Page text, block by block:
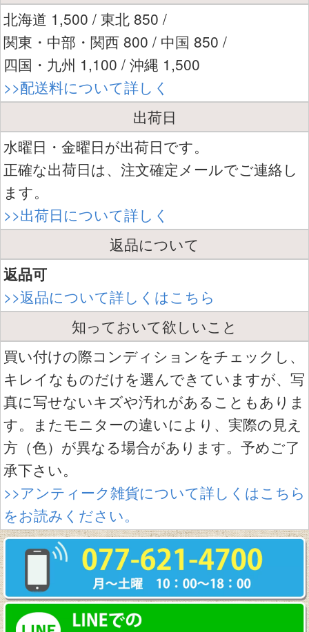
北海道 1,500 / 東北 850 /
関東・中部・関西 800 / 中国 850 /
四国・九州 1,100 / 沖縄 1,500
>>配送料について詳しく
出荷日
水曜日・金曜日が出荷日です。
正確な出荷日は、注文確定メールでご連絡し
ます。
>>出荷日について詳しく
返品について
返品可
>>返品について詳しくはこちら
知っておいて欲しいこと
買い付けの際コンディションをチェックし、
キレイなものだけを選んできていますが、写
真に写せないキズや汚れがあることもありま
す。またモニターの違いにより、実際の見え
方（色）が異なる場合があります。予めご了
承下さい。
>>アンティーク雑貨について詳しくはこちら
をお読みください。